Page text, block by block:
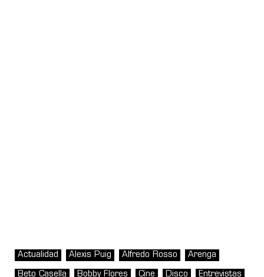
Actualidad Alexis Puig Alfredo Rosso Arenga
Beto Casella Bobby Flores Cine Disco Entrevistas